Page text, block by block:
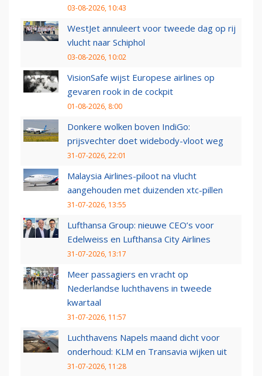
03-08-2026, 10:43
WestJet annuleert voor tweede dag op rij
vlucht naar Schiphol
03-08-2026, 10:02
VisionSafe wijst Europese airlines op
gevaren rook in de cockpit
01-08-2026, 8:00
Donkere wolken boven IndiGo:
prijsvechter doet widebody-vloot weg
31-07-2026, 22:01
Malaysia Airlines-piloot na vlucht
aangehouden met duizenden xtc-pillen
31-07-2026, 13:55
Lufthansa Group: nieuwe CEO’s voor
Edelweiss en Lufthansa City Airlines
31-07-2026, 13:17
Meer passagiers en vracht op
Nederlandse luchthavens in tweede
kwartaal
31-07-2026, 11:57
Luchthavens Napels maand dicht voor
onderhoud: KLM en Transavia wijken uit
31-07-2026, 11:28